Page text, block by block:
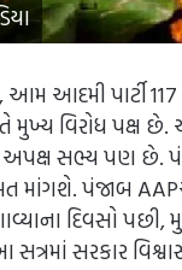
આમ આદમી પાર્ટી
મુખ્ય વિરોધ પક્ષ
સભ્ય પણ છે.
માંગશે. પંજાબ
દિવસો પછી,
સત્રમાં સરકાર